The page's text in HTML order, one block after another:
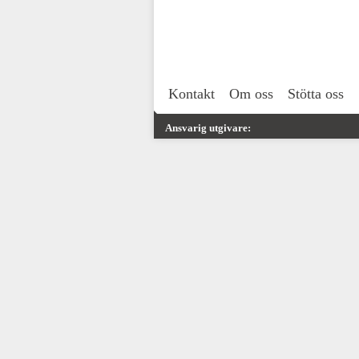
Kontakt Om oss Stötta oss
Ansvarig utgivare: